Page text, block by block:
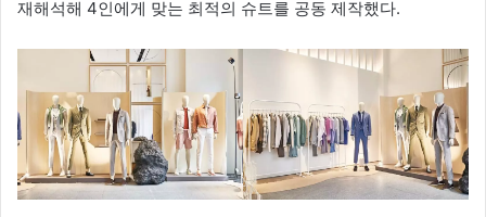
재해석해 4인에게 맞는 최적의 슈트를 공동 제작했다.